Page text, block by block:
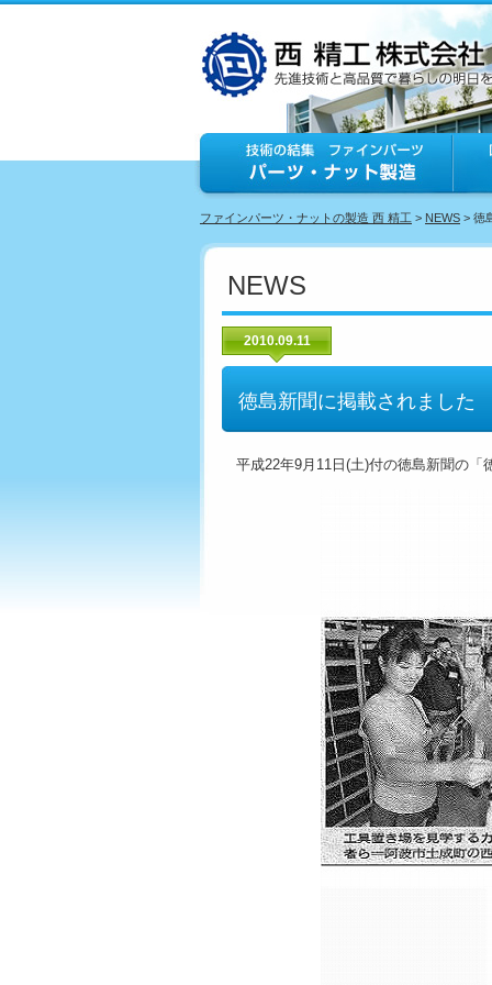
ファインパーツ・ナットの製造 西 精工 > NEWS > 徳
NEWS
2010.09.11
徳島新聞に掲載されました
平成22年9月11日(土)付の徳島新聞の「